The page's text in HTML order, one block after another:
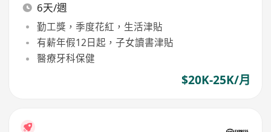
6天/週
勤工獎，季度花紅，生活津貼
有薪年假12日起，子女讀書津貼
醫療牙科保健
$20K-25K/月